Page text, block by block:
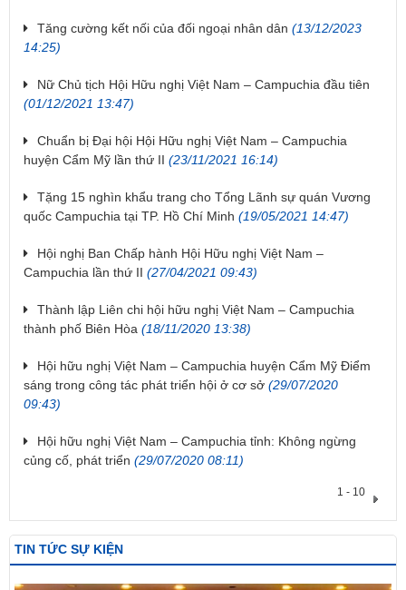
Tăng cường kết nối của đối ngoại nhân dân (13/12/2023
14:25)
Nữ Chủ tịch Hội Hữu nghị Việt Nam – Campuchia đầu tiên
(01/12/2021 13:47)
Chuẩn bị Đại hội Hội Hữu nghị Việt Nam – Campuchia
huyện Cẩm Mỹ lần thứ II (23/11/2021 16:14)
Tặng 15 nghìn khẩu trang cho Tổng Lãnh sự quán Vương
quốc Campuchia tại TP. Hồ Chí Minh (19/05/2021 14:47)
Hội nghị Ban Chấp hành Hội Hữu nghị Việt Nam –
Campuchia lần thứ II (27/04/2021 09:43)
Thành lập Liên chi hội hữu nghị Việt Nam – Campuchia
thành phố Biên Hòa (18/11/2020 13:38)
Hội hữu nghị Việt Nam – Campuchia huyện Cẩm Mỹ Điểm
sáng trong công tác phát triển hội ở cơ sở (29/07/2020
09:43)
Hội hữu nghị Việt Nam – Campuchia tỉnh: Không ngừng
củng cố, phát triển (29/07/2020 08:11)
1 - 10
TIN TỨC SỰ KIỆN